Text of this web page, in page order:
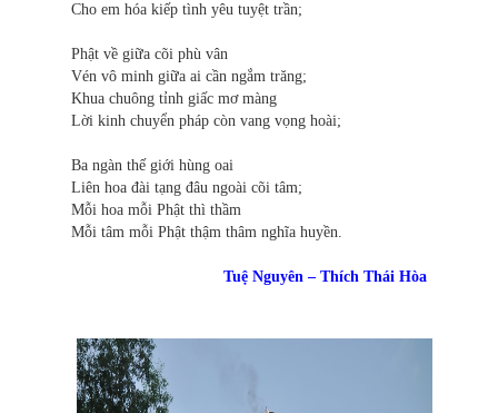
Cho em hóa kiếp tình yêu tuyệt trần;
Phật về giữa cõi phù vân
Vén vô minh giữa ai cần ngắm trăng;
Khua chuông tỉnh giấc mơ màng
Lời kinh chuyển pháp còn vang vọng hoài;
Ba ngàn thế giới hùng oai
Liên hoa đài tạng đâu ngoài cõi tâm;
Mỗi hoa mỗi Phật thì thầm
Mỗi tâm mỗi Phật thậm thâm nghĩa huyền.
Tuệ Nguyên – Thích Thái Hòa